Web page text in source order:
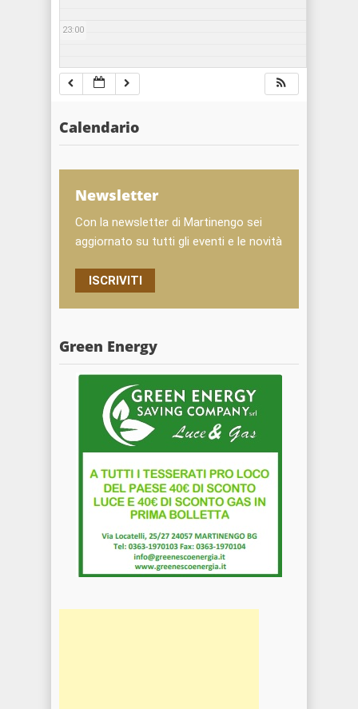
23:00
Calendario
Newsletter
Con la newsletter di Martinengo sei
aggiornato su tutti gli eventi e le novità
ISCRIVITI
Green Energy